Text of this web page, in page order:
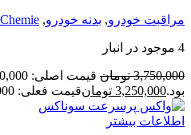
مراقبت خودرو, بدنه خودرو,
4 موجود در انبار
3,750,000 تومان
بود.3,250,000 تومانقیمت فعلی: 3,250,000 تومان.
اطلاعات بیشتر